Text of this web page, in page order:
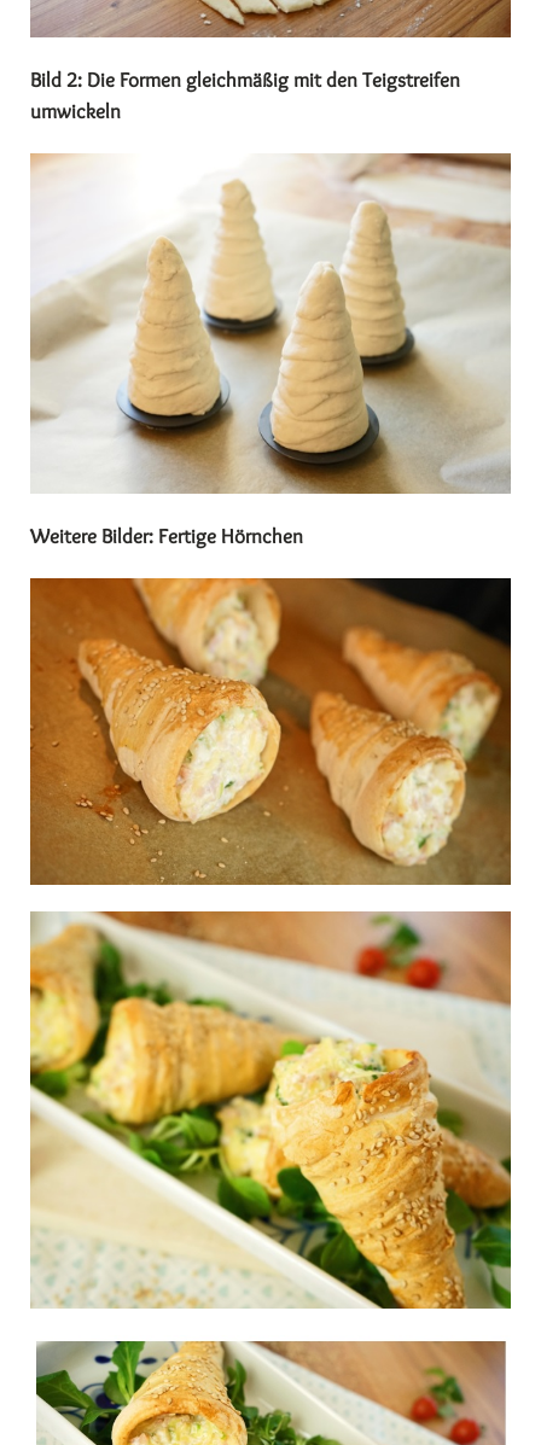
Bild 2: Die Formen gleichmäßig mit den Teigstreifen
umwickeln
Weitere Bilder: Fertige Hörnchen